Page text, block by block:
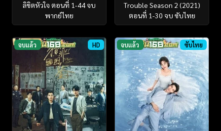
ลิขิตหัวใจ ตอนที่ 1-44 จบ
พากย์ไทย
Trouble Season 2 (2021)
ตอนที่ 1-30 จบ ซับไทย
จบแล้ว HD จบแล้ว ซับไทย